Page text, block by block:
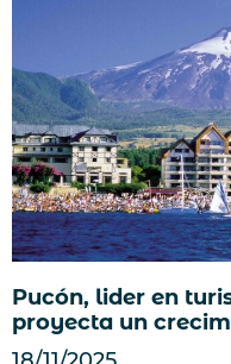
Pucón, lider en
proyecta un